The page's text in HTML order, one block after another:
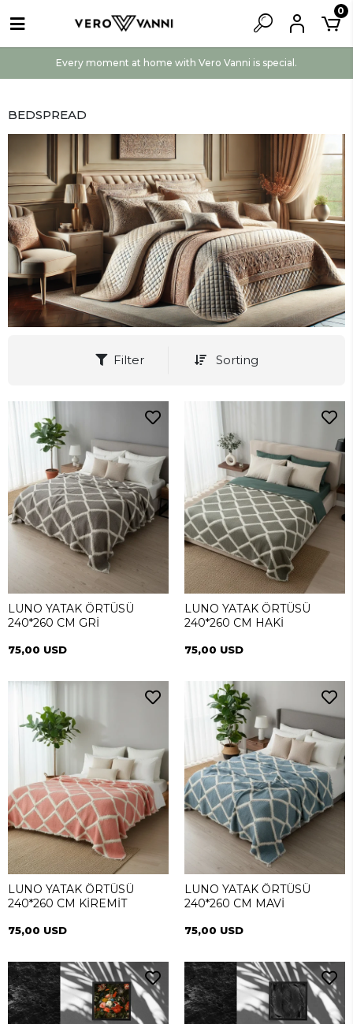
Every moment at home with Vero Vanni is special.
0
BEDSPREAD
Filter Sorting
LUNO YATAK ÖRTÜSÜ
240*260 CM GRİ
75,00 USD
LUNO YATAK ÖRTÜSÜ
240*260 CM HAKİ
75,00 USD
LUNO YATAK ÖRTÜSÜ
240*260 CM KİREMİT
75,00 USD
LUNO YATAK ÖRTÜSÜ
240*260 CM MAVİ
75,00 USD